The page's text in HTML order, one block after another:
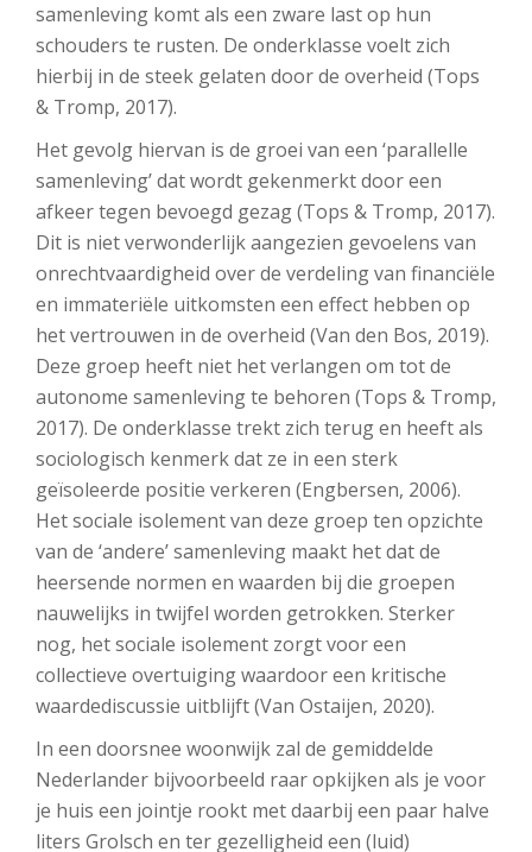
samenleving komt als een zware last op hun
schouders te rusten. De onderklasse voelt zich
hierbij in de steek gelaten door de overheid (Tops
& Tromp, 2017).
Het gevolg hiervan is de groei van een ‘parallelle
samenleving’ dat wordt gekenmerkt door een
afkeer tegen bevoegd gezag (Tops & Tromp, 2017).
Dit is niet verwonderlijk aangezien gevoelens van
onrechtvaardigheid over de verdeling van financiële
en immateriële uitkomsten een effect hebben op
het vertrouwen in de overheid (Van den Bos, 2019).
Deze groep heeft niet het verlangen om tot de
autonome samenleving te behoren (Tops & Tromp,
2017). De onderklasse trekt zich terug en heeft als
sociologisch kenmerk dat ze in een sterk
geïsoleerde positie verkeren (Engbersen, 2006).
Het sociale isolement van deze groep ten opzichte
van de ‘andere’ samenleving maakt het dat de
heersende normen en waarden bij die groepen
nauwelijks in twijfel worden getrokken. Sterker
nog, het sociale isolement zorgt voor een
collectieve overtuiging waardoor een kritische
waardediscussie uitblijft (Van Ostaijen, 2020).
In een doorsnee woonwijk zal de gemiddelde
Nederlander bijvoorbeeld raar opkijken als je voor
je huis een jointje rookt met daarbij een paar halve
liters Grolsch en ter gezelligheid een (luid)